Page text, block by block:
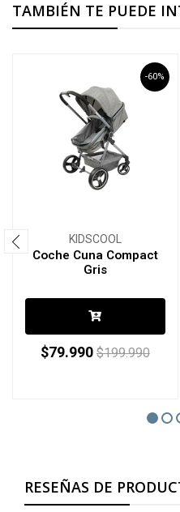
TAMBIÉN TE PUEDE
-60%
KIDSCOOL
Coche Cuna Compact
Gris
$79.990 $199.990
RESEÑAS DE